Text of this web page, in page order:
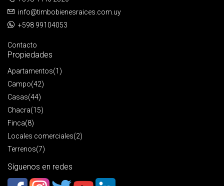
info@timbobienesraices.com.uy
+598 99104053
Contacto
Propiedades
Apartamentos(1)
Campo(42)
Casas(44)
Chacra(15)
Finca(8)
Locales comerciales(2)
Terrenos(7)
Síguenos en redes